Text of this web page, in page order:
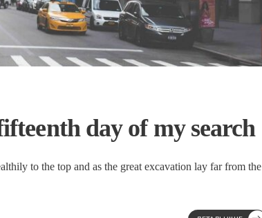
day of my search
to the top and as the great excavation lay far from the